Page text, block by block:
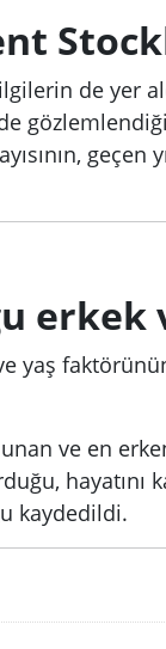
de yer
erkek
yaş
ve en
hayatını
kaydedildi.